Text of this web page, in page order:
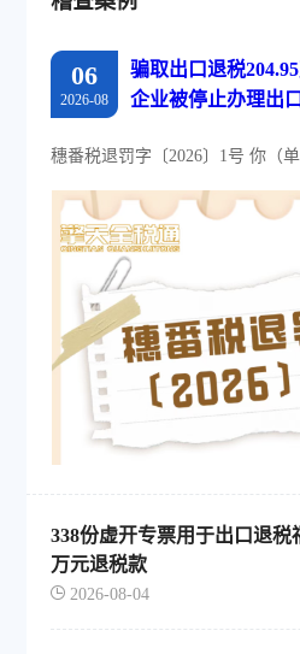
06
2026-08
骗取出口退税
企业被停止办理出
穗番税退罚字〔2026〕1号 你（
338份虚开专票用于出口退税
万元退税款
2026-08-04